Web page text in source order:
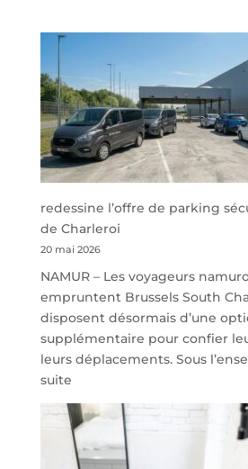
redessine l’offre de parking
de Charleroi
20 mai 2026
NAMUR – Les voyageurs
empruntent Brussels South
disposent désormais d’une
supplémentaire pour confier
leurs déplacements. Sous
suite:
À
40
minutes
de